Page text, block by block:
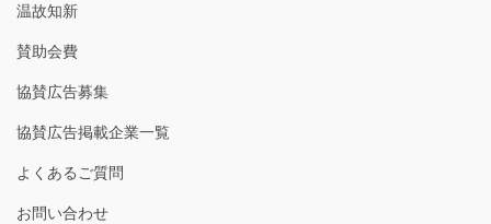
温故知新
賛助会費
協賛広告募集
協賛広告掲載企業一覧
よくあるご質問
お問い合わせ